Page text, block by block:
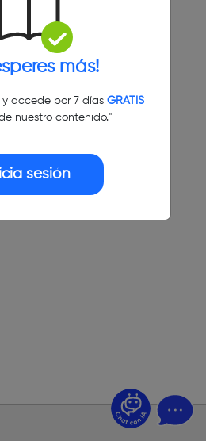
más!
accede por 7 días GRATIS
nuestro contenido."
sesión